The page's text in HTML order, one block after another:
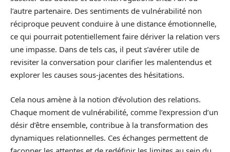
l’autre partenaire. Des sentiments de vulnérabilité non
réciproque peuvent conduire à une distance émotionnelle,
ce qui pourrait potentiellement faire dériver la relation vers
une impasse. Dans de tels cas, il peut s’avérer utile de
revisiter la conversation pour clarifier les malentendus et
explorer les causes sous-jacentes des hésitations.
Cela nous amène à la notion d’évolution des relations.
Chaque moment de vulnérabilité, comme l’expression d’un
désir d’être ensemble, contribue à la transformation des
dynamiques relationnelles. Ces échanges permettent de